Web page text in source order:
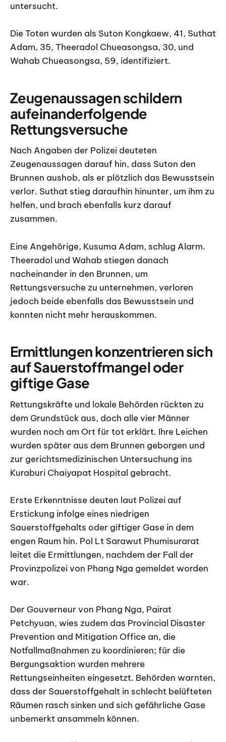
untersucht.
Die Toten wurden als Suton Kongkaew, 41, Suthat
Adam, 35, Theeradol Chueasongsa, 30, und
Wahab Chueasongsa, 59, identifiziert.
Zeugenaussagen schildern
aufeinanderfolgende
Rettungsversuche
Nach Angaben der Polizei deuteten
Zeugenaussagen darauf hin, dass Suton den
Brunnen aushob, als er plötzlich das Bewusstsein
verlor. Suthat stieg daraufhin hinunter, um ihm zu
helfen, und brach ebenfalls kurz darauf
zusammen.
Eine Angehörige, Kusuma Adam, schlug Alarm.
Theeradol und Wahab stiegen danach
nacheinander in den Brunnen, um
Rettungsversuche zu unternehmen, verloren
jedoch beide ebenfalls das Bewusstsein und
konnten nicht mehr herauskommen.
Ermittlungen konzentrieren sich
auf Sauerstoffmangel oder
giftige Gase
Rettungskräfte und lokale Behörden rückten zu
dem Grundstück aus, doch alle vier Männer
wurden noch am Ort für tot erklärt. Ihre Leichen
wurden später aus dem Brunnen geborgen und
zur gerichtsmedizinischen Untersuchung ins
Kuraburi Chaiyapat Hospital gebracht.
Erste Erkenntnisse deuten laut Polizei auf
Erstickung infolge eines niedrigen
Sauerstoffgehalts oder giftiger Gase in dem
engen Raum hin. Pol Lt Sarawut Phumisurarat
leitet die Ermittlungen, nachdem der Fall der
Provinzpolizei von Phang Nga gemeldet worden
war.
Der Gouverneur von Phang Nga, Pairat
Petchyuan, wies zudem das Provincial Disaster
Prevention and Mitigation Office an, die
Notfallmaßnahmen zu koordinieren; für die
Bergungsaktion wurden mehrere
Rettungseinheiten eingesetzt. Behörden warnten,
dass der Sauerstoffgehalt in schlecht belüfteten
Räumen rasch sinken und sich gefährliche Gase
unbemerkt ansammeln können.